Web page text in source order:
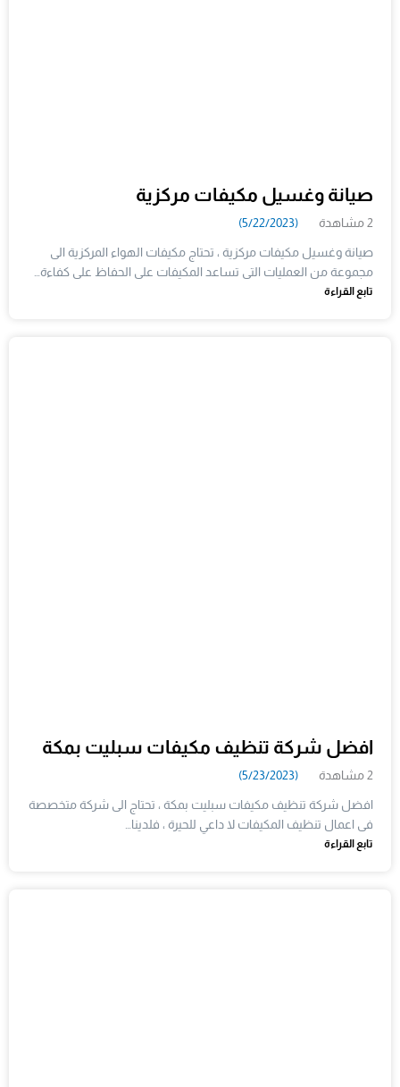
صيانة وغسيل مكيفات مركزية
2 مشاهدة (5/22/2023)
صيانة وغسيل مكيفات مركزية ، تحتاج مكيفات الهواء المركزية الى
مجموعة من العمليات التى تساعد المكيفات على الحفاظ على كفاءة…
تابع القراءة
افضل شركة تنظيف مكيفات سبليت بمكة
2 مشاهدة (5/23/2023)
افضل شركة تنظيف مكيفات سبليت بمكة ، تحتاج الى شركة متخصصة
فى اعمال تنظيف المكيفات لا داعي للحيرة ، فلدينا…
تابع القراءة